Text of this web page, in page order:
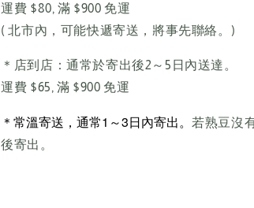
運費 $80, 滿 $900 免運
( 北市內，可能快遞寄送，將事先聯絡。)
＊店到店：通常於寄出後2～5日內送達。
運費 $65, 滿 $900 免運
＊常溫寄送，通常1～3日內寄出。若熟豆沒
後寄出。